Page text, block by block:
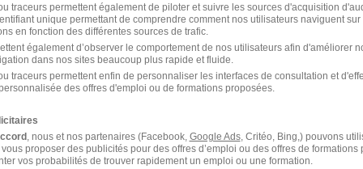
à découvrir sur stages.bourgognefranchecomte.fr
- 58 Stage Temps partiel
n’est plus disponible depuis le 11/06/26
de Stage de Troisième en Tant que
traceurs permettent également de piloter et suivre les sources d'acquisition
unique permettant de comprendre comment nos utilisateurs naviguent sur
en fonction des différentes sources de trafic.
également d’observer le comportement de nos utilisateurs afin d'améliorer
dans nos sites beaucoup plus rapide et fluide.
traceurs permettent enfin de personnaliser les interfaces de consultation et
des offres d'emploi ou de formations proposées.
, nous et nos partenaires (Facebook, Google Ads, Critéo, Bing,) pouvons
proposer des publicités pour des offres d’emploi ou des offres de formations
vos probabilités de trouver rapidement un emploi ou une formation.